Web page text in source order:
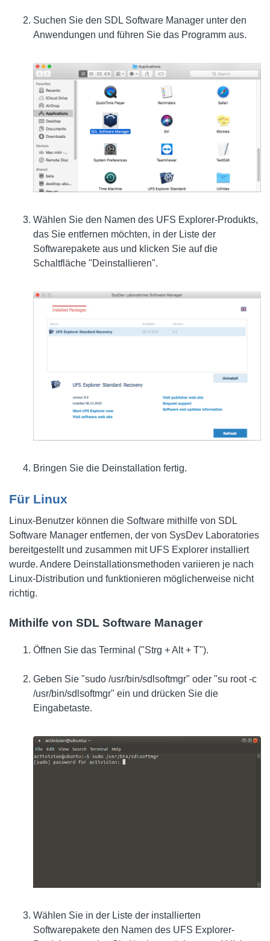
Suchen Sie den SDL Software Manager unter den
Anwendungen und führen Sie das Programm aus.
Wählen Sie den Namen des UFS Explorer-Produkts,
das Sie entfernen möchten, in der Liste der
Softwarepakete aus und klicken Sie auf die
Schaltfläche "Deinstallieren".
Bringen Sie die Deinstallation fertig.
Für Linux
Linux-Benutzer können die Software mithilfe von SDL
Software Manager entfernen, der von SysDev Laboratories
bereitgestellt und zusammen mit UFS Explorer installiert
wurde. Andere Deinstallationsmethoden variieren je nach
Linux-Distribution und funktionieren möglicherweise nicht
richtig.
Mithilfe von SDL Software Manager
Öffnen Sie das Terminal ("Strg + Alt + T").
Geben Sie "sudo /usr/bin/sdlsoftmgr" oder "su root -c
/usr/bin/sdlsoftmgr" ein und drücken Sie die
Eingabetaste.
Wählen Sie in der Liste der installierten
Softwarepakete den Namen des UFS Explorer-